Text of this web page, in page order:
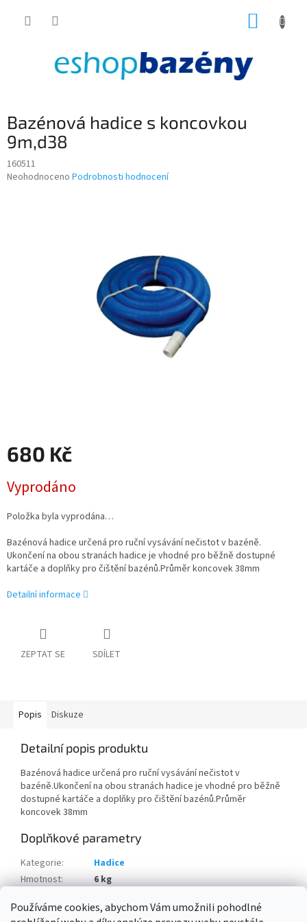
Používáme cookies, abychom Vám umožnili pohodlné
Bazénová hadice s koncovkou
9m,d38
160511
Průměrné
Neohodnoceno Podrobnosti hodnocení
680 Kč
cena:
Vyprodáno
Položka byla vyprodána…
Bazénová hadice určená pro ruční vysávání nečistot v bazéně.
Ukončení na obou stranách hadice je vhodné pro běžně dostupné
kartáče a doplňky pro čištění bazénů.Průměr koncovek 38mm
Detailní informace
ZEPTAT SE SDÍLET
Popis Diskuze
Detailní popis produktu
Bazénová hadice určená pro ruční vysávání nečistot v
bazéně.Ukončení na obou stranách hadice je vhodné pro běžně
dostupné kartáče a doplňky pro čištění bazénů.Průměr
koncovek 38mm
Doplňkové parametry
Kategorie:
Hadice
Hmotnost:
6 kg